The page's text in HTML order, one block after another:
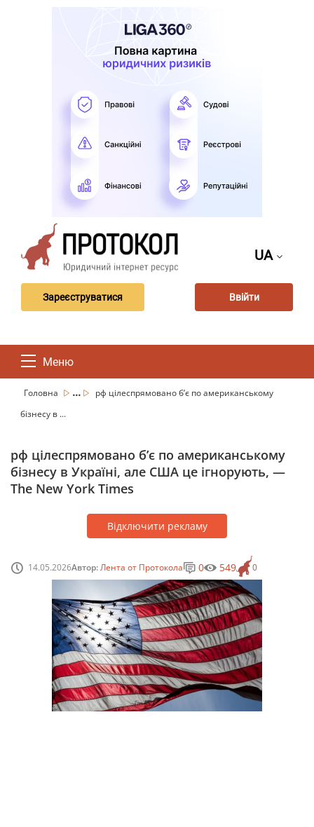
UA
Зареєструватися Ввійти
Меню
Головна ...
рф цілеспрямовано б’є по американському
бізнесу в ...
рф цілеспрямовано б’є по американському
бізнесу в Україні, але США це ігнорують, —
The New York Times
Відключити рекламу
14.05.2026Автор:Лента от Протокола 0
0 549